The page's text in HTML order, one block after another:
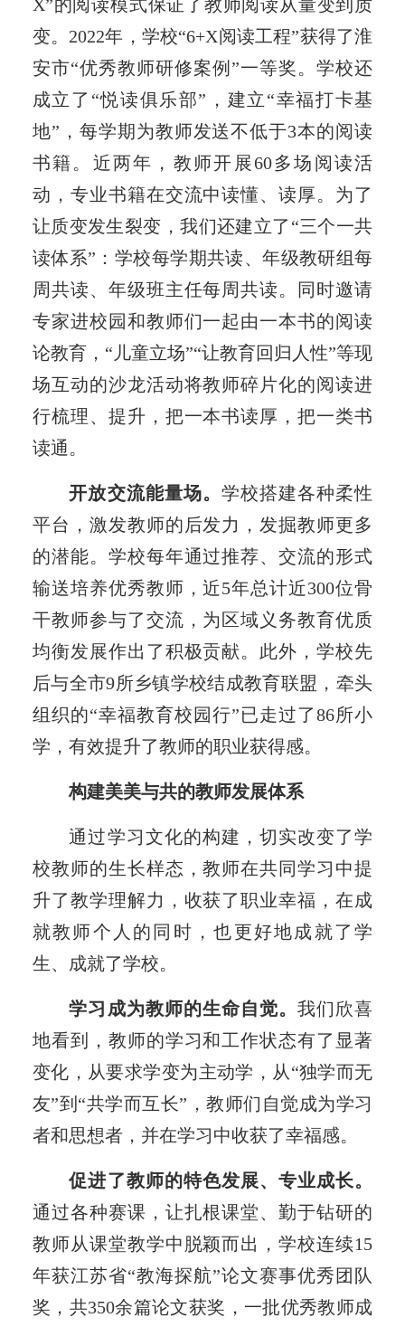
X”的阅读模式保证了教师阅读从量变到质
变。2022年，学校“6+X阅读工程”获得了淮
安市“优秀教师研修案例”一等奖。学校还
成立了“悦读俱乐部”，建立“幸福打卡基
地”，每学期为教师发送不低于3本的阅读
书籍。近两年，教师开展60多场阅读活
动，专业书籍在交流中读懂、读厚。为了
让质变发生裂变，我们还建立了“三个一共
读体系”：学校每学期共读、年级教研组每
周共读、年级班主任每周共读。同时邀请
专家进校园和教师们一起由一本书的阅读
论教育，“儿童立场”“让教育回归人性”等现
场互动的沙龙活动将教师碎片化的阅读进
行梳理、提升，把一本书读厚，把一类书
读通。
开放交流能量场。 学校搭建各种柔性
平台，激发教师的后发力，发掘教师更多
的潜能。学校每年通过推荐、交流的形式
输送培养优秀教师，近5年总计近300位骨
干教师参与了交流，为区域义务教育优质
均衡发展作出了积极贡献。此外，学校先
后与全市9所乡镇学校结成教育联盟，牵头
组织的“幸福教育校园行”已走过了86所小
学，有效提升了教师的职业获得感。
构建美美与共的教师发展体系
通过学习文化的构建，切实改变了学
校教师的生长样态，教师在共同学习中提
升了教学理解力，收获了职业幸福，在成
就教师个人的同时，也更好地成就了学
生、成就了学校。
学习成为教师的生命自觉。我们欣喜
地看到，教师的学习和工作状态有了显著
变化，从要求学变为主动学，从“独学而无
友”到“共学而互长”，教师们自觉成为学习
者和思想者，并在学习中收获了幸福感。
促进了教师的特色发展、专业成长。
通过各种赛课，让扎根课堂、勤于钻研的
教师从课堂教学中脱颖而出，学校连续15
年获江苏省“教海探航”论文赛事优秀团队
奖，共350余篇论文获奖，一批优秀教师成